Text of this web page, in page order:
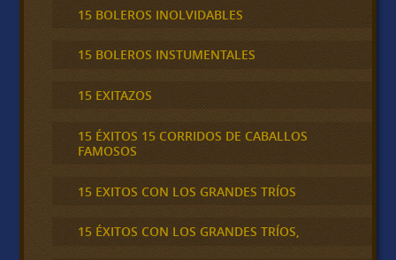
15 BOLEROS INOLVIDABLES
15 BOLEROS INSTUMENTALES
15 EXITAZOS
15 ÉXITOS 15 CORRIDOS DE CABALLOS
FAMOSOS
15 EXITOS CON LOS GRANDES TRÍOS
15 ÉXITOS CON LOS GRANDES TRÍOS,